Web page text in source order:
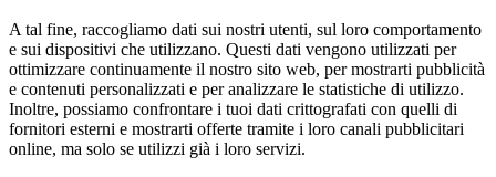
A tal fine, raccogliamo dati sui nostri utenti, sul loro comportamento
e sui dispositivi che utilizzano. Questi dati vengono utilizzati per
ottimizzare continuamente il nostro sito web, per mostrarti pubblicità
e contenuti personalizzati e per analizzare le statistiche di utilizzo.
Inoltre, possiamo confrontare i tuoi dati crittografati con quelli di
fornitori esterni e mostrarti offerte tramite i loro canali pubblicitari
online, ma solo se utilizzi già i loro servizi.